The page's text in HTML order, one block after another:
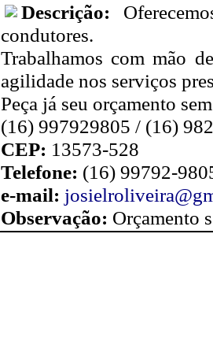
Descrição:
condutores.
Trabalhamos com mão
agilidade nos serviços
Peça já seu orçamento
(16) 997929805 / (16)
CEP: 13573-528
Telefone: (16) 99792-
e-mail:
Observação: Orçamento